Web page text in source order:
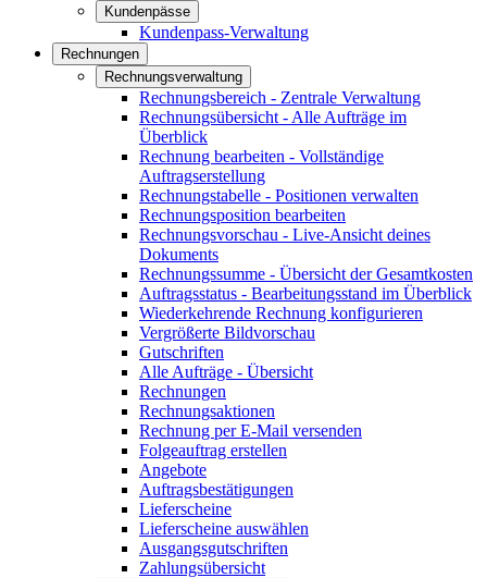
Kundenpässe
Kundenpass-Verwaltung
Rechnungen
Rechnungsverwaltung
Rechnungsbereich - Zentrale Verwaltung
Rechnungsübersicht - Alle Aufträge im
Überblick
Rechnung bearbeiten - Vollständige
Auftragserstellung
Rechnungstabelle - Positionen verwalten
Rechnungsposition bearbeiten
Rechnungsvorschau - Live-Ansicht deines
Dokuments
Rechnungssumme - Übersicht der Gesamtkosten
Auftragsstatus - Bearbeitungsstand im Überblick
Wiederkehrende Rechnung konfigurieren
Vergrößerte Bildvorschau
Gutschriften
Alle Aufträge - Übersicht
Rechnungen
Rechnungsaktionen
Rechnung per E-Mail versenden
Folgeauftrag erstellen
Angebote
Auftragsbestätigungen
Lieferscheine
Lieferscheine auswählen
Ausgangsgutschriften
Zahlungsübersicht